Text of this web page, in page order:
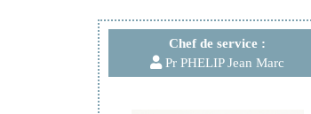
Chef de service :
Pr PHELIP Jean Marc